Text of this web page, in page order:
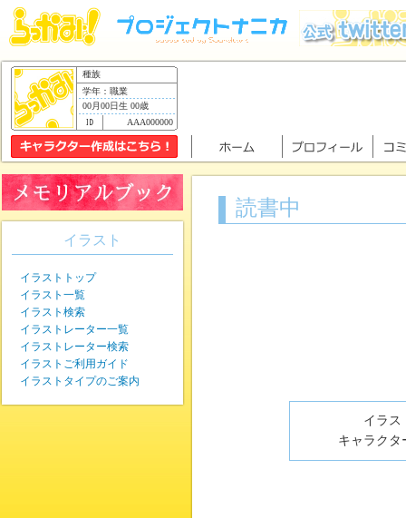
種族
学年：職業
00月00日生 00歳
AAA000000
読書中
イラス
キャラクタ
イラスト
イラストトップ
イラスト一覧
イラスト検索
イラストレーター一覧
イラストレーター検索
イラストご利用ガイド
イラストタイプのご案内